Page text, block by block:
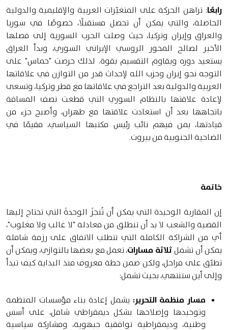
رابعًا: تراهن الحركة على المتغيّرات العربية والإقليمية والدولية
الحاصلة، والتي يمكن أن تحصل مستقبلًا، خصوصًا في سوريا
والعراق وإيران وتركيا، حيث وصلت الحرب السورية إلى فصلها
الأخير لصالح المحور الروسي الإيراني السوري، وبدأ العراق
يستعيد دوره ويقاوم التقسيم بقوة. لذلك حرصت "حماس" على
التوجه نحو إيران وحزب الله لإحداث قدر من التوازن في علاقاتها
العربية والدولية بعد التراجع في علاقاتها مع قطر وتركيا، وتسعى
لإعادة علاقتها بالنظام السوري التي قطعت نصف المسافة
باتجاهها بعد أن استعادت علاقتها مع طهران، وأصبح جزء من
قيادتها، بمن فيهم نائب رئيس مكتبها السياسي، مقيمًا في
الضاحية الجنوبية من بيروت.
خاتمة
إن المقاربة الوحيدة التي يمكن أن تُنجزَ الوحدةَ التي تحتاج إليها
القضية والشعب لا بد أن تنطلق من معادلة "لا غالب ولا مغلوب"،
أي من الشراكة الكاملة التي تتطلب الاتفاق على رزمة شاملة
يمكن أن تشمل ثلاثة مسارات، تعمل مع بعضها بالتوازي، ويمكن أن
تطبّق على مراحل، ولكن ضمن خطة معروف منذ البداية كيف تبدأ
وإلى أين ستنتهي، بحيث تشمل:
مسار منظمة التحرير: يشمل إعادة بناء مؤسسات المنظمة
وتوحيدها وإصلاحها بشكل ديمقراطي شامل، على أسس
وطنية، وديمقراطية توافقية جبهوية، ومشاركة سياسية